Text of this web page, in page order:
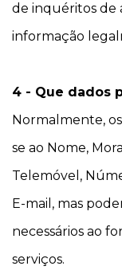
de inquéritos de
informação
4 - Que dados
Normalmente,
se ao Nome,
Telemóvel,
E-mail, mas
necessários ao
serviços.